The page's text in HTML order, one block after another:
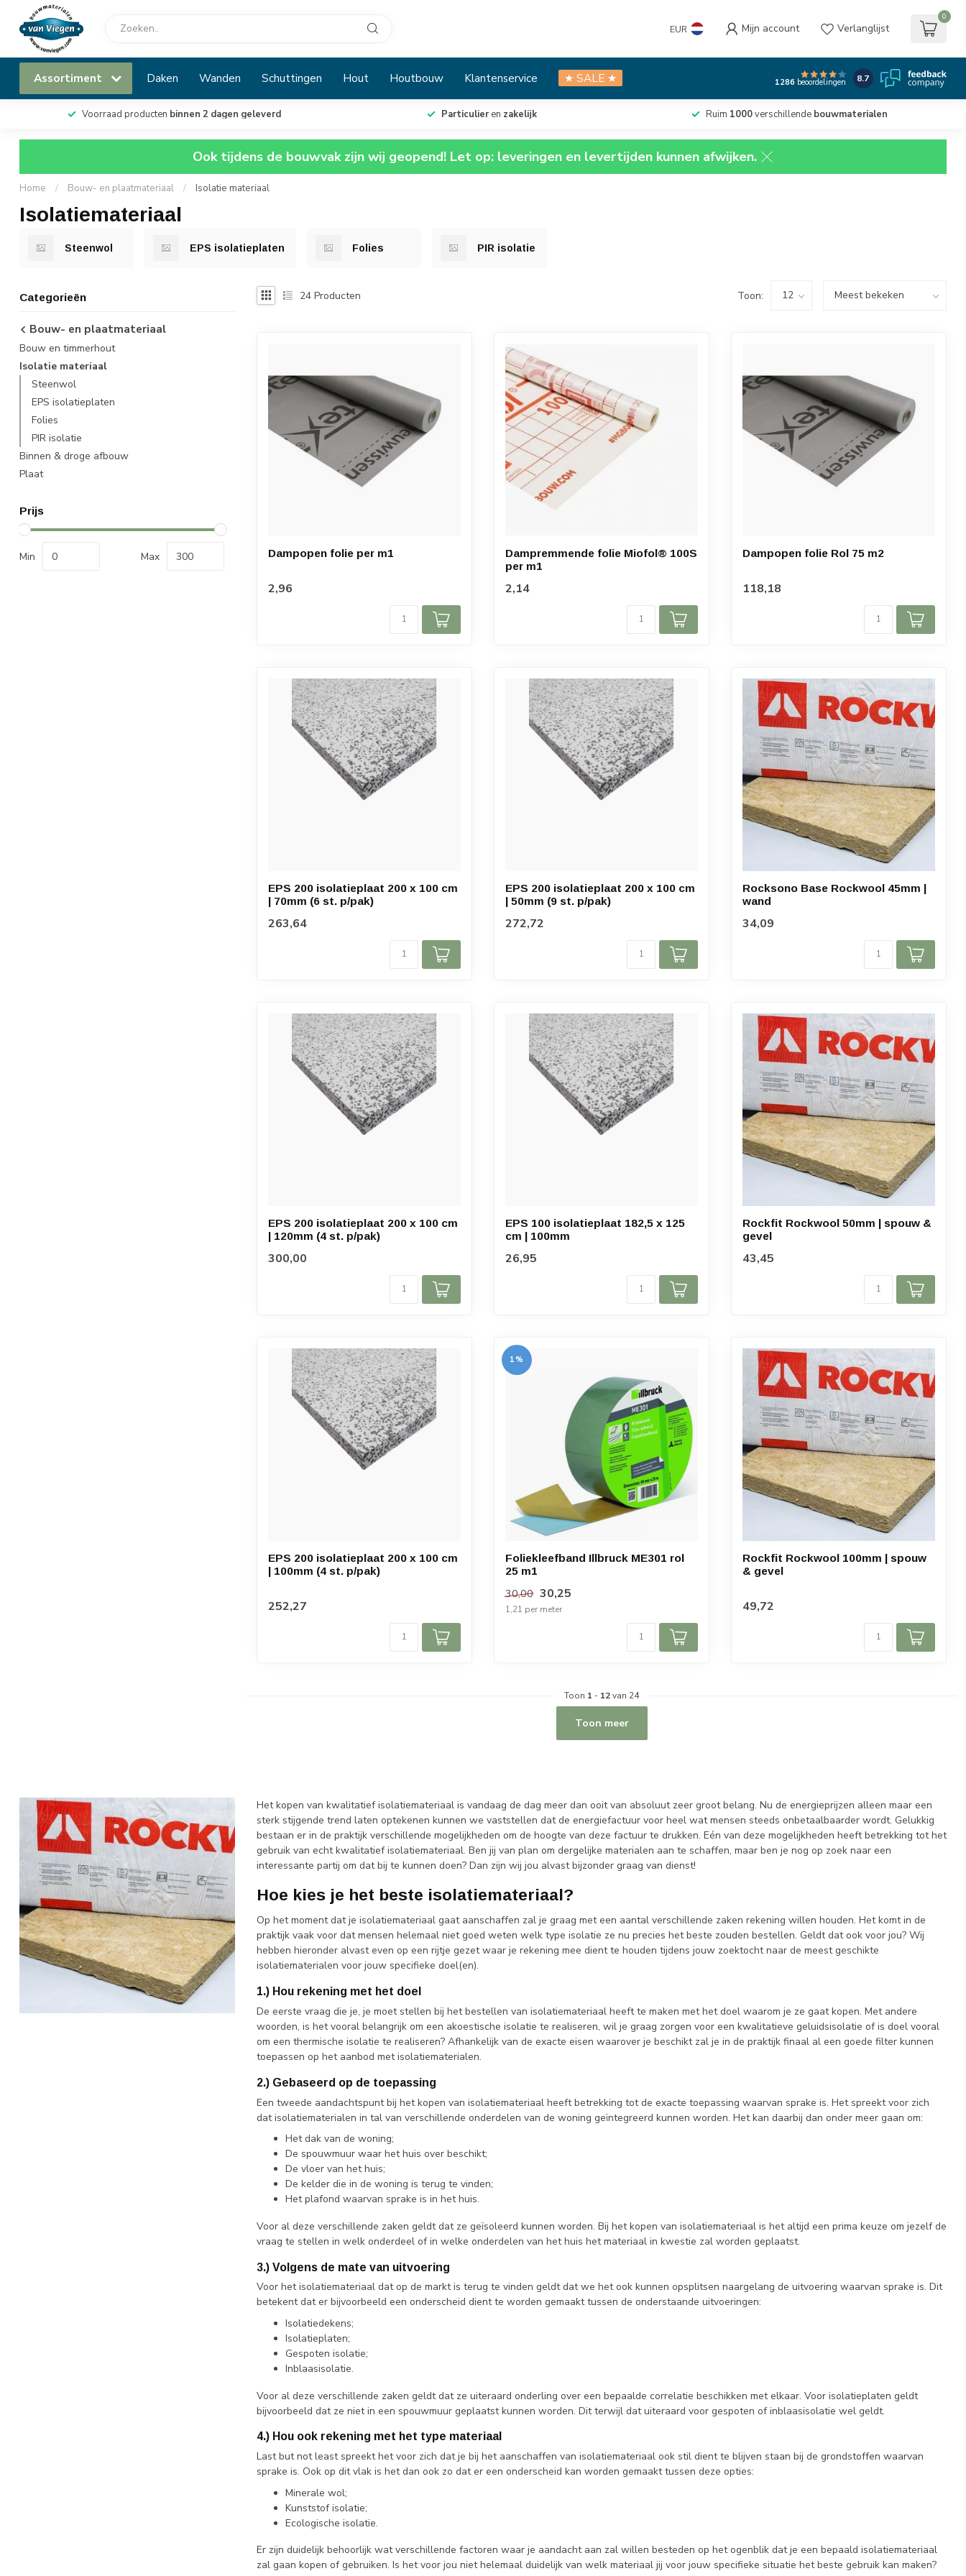
EUR Mijn account Verlanglijst
0
Assortiment Daken Wanden Schuttingen Hout Houtbouw Klantenservice ★ SALE ★ 1286 beoordelingen 8.7
Voorraad producten binnen 2 dagen geleverd Particulieren zakelijk Ruim 1000verschillende bouwmaterialen
Ook tijdens de bouwvak zijn wij geopend! Let op: leveringen en levertijden kunnen afwijken.
Home / Bouw- en plaatmateriaal / Isolatie materiaal
Isolatiemateriaal
Steenwol EPS isolatieplaten Folies PIR isolatie
Categorieën
Bouw- en plaatmateriaal
Bouw en timmerhout
Isolatie materiaal
Steenwol
EPS isolatieplaten
Folies
PIR isolatie
Binnen & droge afbouw
Plaat
Prijs
Min Max
24 Producten Toon:
Dampopen folie per m1
2,96
Dampremmende folie Miofol® 100S
per m1
2,14
Dampopen folie Rol 75 m2
118,18
EPS 200 isolatieplaat 200 x 100 cm
| 70mm (6 st. p/pak)
263,64
EPS 200 isolatieplaat 200 x 100 cm
| 50mm (9 st. p/pak)
272,72
Rocksono Base Rockwool 45mm |
wand
34,09
EPS 200 isolatieplaat 200 x 100 cm
| 120mm (4 st. p/pak)
300,00
EPS 100 isolatieplaat 182,5 x 125
cm | 100mm
26,95
Rockfit Rockwool 50mm | spouw &
gevel
43,45
EPS 200 isolatieplaat 200 x 100 cm
| 100mm (4 st. p/pak)
252,27
1%
Foliekleefband Illbruck ME301 rol
25 m1
30,00 30,25
1,21 per meter
Rockfit Rockwool 100mm | spouw
& gevel
49,72
Toon 1 - 12van 24
Toon meer
Het kopen van kwalitatief isolatiemateriaal is vandaag de dag meer dan ooit van absoluut zeer groot belang. Nu de energieprijzen alleen maar een
sterk stijgende trend laten optekenen kunnen we vaststellen dat de energiefactuur voor heel wat mensen steeds onbetaalbaarder wordt. Gelukkig
bestaan er in de praktijk verschillende mogelijkheden om de hoogte van deze factuur te drukken. Eén van deze mogelijkheden heeft betrekking tot het
gebruik van echt kwalitatief isolatiemateriaal. Ben jij van plan om dergelijke materialen aan te schaffen, maar ben je nog op zoek naar een
interessante partij om dat bij te kunnen doen? Dan zijn wij jou alvast bijzonder graag van dienst!
Hoe kies je het beste isolatiemateriaal?
Op het moment dat je isolatiemateriaal gaat aanschaffen zal je graag met een aantal verschillende zaken rekening willen houden. Het komt in de
praktijk vaak voor dat mensen helemaal niet goed weten welk type isolatie ze nu precies het beste zouden bestellen. Geldt dat ook voor jou? Wij
hebben hieronder alvast even op een rijtje gezet waar je rekening mee dient te houden tijdens jouw zoektocht naar de meest geschikte
isolatiematerialen voor jouw specifieke doel(en).
1.) Hou rekening met het doel
De eerste vraag die je, je moet stellen bij het bestellen van isolatiemateriaal heeft te maken met het doel waarom je ze gaat kopen. Met andere
woorden, is het vooral belangrijk om een akoestische isolatie te realiseren, wil je graag zorgen voor een kwalitatieve geluidsisolatie of is doel vooral
om een thermische isolatie te realiseren? Afhankelijk van de exacte eisen waarover je beschikt zal je in de praktijk finaal al een goede filter kunnen
toepassen op het aanbod met isolatiematerialen.
2.) Gebaseerd op de toepassing
Een tweede aandachtspunt bij het kopen van isolatiemateriaal heeft betrekking tot de exacte toepassing waarvan sprake is. Het spreekt voor zich
dat isolatiematerialen in tal van verschillende onderdelen van de woning geïntegreerd kunnen worden. Het kan daarbij dan onder meer gaan om:
Het dak van de woning;
De spouwmuur waar het huis over beschikt;
De vloer van het huis;
De kelder die in de woning is terug te vinden;
Het plafond waarvan sprake is in het huis.
Voor al deze verschillende zaken geldt dat ze geïsoleerd kunnen worden. Bij het kopen van isolatiemateriaal is het altijd een prima keuze om jezelf de
vraag te stellen in welk onderdeel of in welke onderdelen van het huis het materiaal in kwestie zal worden geplaatst.
3.) Volgens de mate van uitvoering
Voor het isolatiemateriaal dat op de markt is terug te vinden geldt dat we het ook kunnen opsplitsen naargelang de uitvoering waarvan sprake is. Dit
betekent dat er bijvoorbeeld een onderscheid dient te worden gemaakt tussen de onderstaande uitvoeringen:
Isolatiedekens;
Isolatieplaten;
Gespoten isolatie;
Inblaasisolatie.
Voor al deze verschillende zaken geldt dat ze uiteraard onderling over een bepaalde correlatie beschikken met elkaar. Voor isolatieplaten geldt
bijvoorbeeld dat ze niet in een spouwmuur geplaatst kunnen worden. Dit terwijl dat uiteraard voor gespoten of inblaasisolatie wel geldt.
4.) Hou ook rekening met het type materiaal
Last but not least spreekt het voor zich dat je bij het aanschaffen van isolatiemateriaal ook stil dient te blijven staan bij de grondstoffen waarvan
sprake is. Ook op dit vlak is het dan ook zo dat er een onderscheid kan worden gemaakt tussen deze opties:
Minerale wol;
Kunststof isolatie;
Ecologische isolatie.
Er zijn duidelijk behoorlijk wat verschillende factoren waar je aandacht aan zal willen besteden op het ogenblik dat je een bepaald isolatiemateriaal
zal gaan kopen of gebruiken. Is het voor jou niet helemaal duidelijk van welk materiaal jij voor jouw specifieke situatie het beste gebruik kan maken?